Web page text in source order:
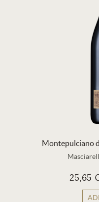
Montepulciano
25,65